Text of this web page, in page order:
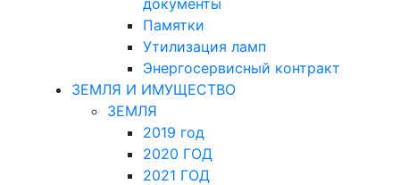
документы
Памятки
Утилизация ламп
Энергосервисный контракт
ЗЕМЛЯ И ИМУЩЕСТВО
ЗЕМЛЯ
2019 год
2020 ГОД
2021 ГОД